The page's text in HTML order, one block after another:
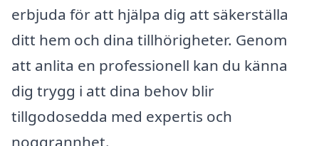
erbjuda för att hjälpa dig att säkerställa
ditt hem och dina tillhörigheter. Genom
att anlita en professionell kan du känna
dig trygg i att dina behov blir
tillgodosedda med expertis och
noggrannhet.